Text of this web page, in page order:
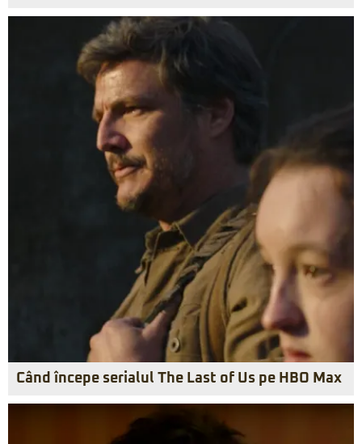
Când începe serialul The Last of Us pe HBO Max